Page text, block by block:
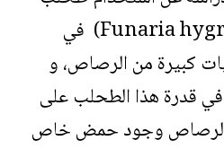
(Funaria hygrometrica) في
كبيرة من الرصاص، و
قدرة هذا الطحلب على
وجود حمض خاص